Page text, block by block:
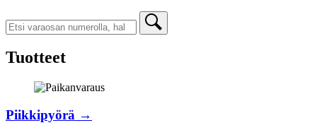
Tuotteet
Piikkipyörä →